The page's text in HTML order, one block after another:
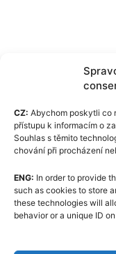
CZ: Abychom poskytli co
přístupu k informacím o
Souhlas s těmito
chování při procházení
ENG: In order to provide
such as cookies to store
these technologies will
behavior or a unique ID